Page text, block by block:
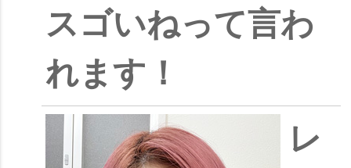
スゴいねって言わ
れます！
レ